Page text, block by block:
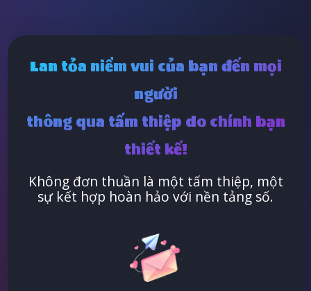
Lan tỏa niềm vui của bạn đến mọi
người
thông qua tấm thiệp do chính bạn
thiết kế!
Không đơn thuần là một tấm thiệp, một
sự kết hợp hoàn hảo với nền tảng số.